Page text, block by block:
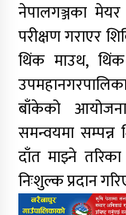
नेपालगञ्जका
परीक्षण गराएर
थिंक माउथ, थिंक
बाँकेको
समन्वयमा सम्पन्न
दाँत माझ्ने
निःशुल्क प्रदान